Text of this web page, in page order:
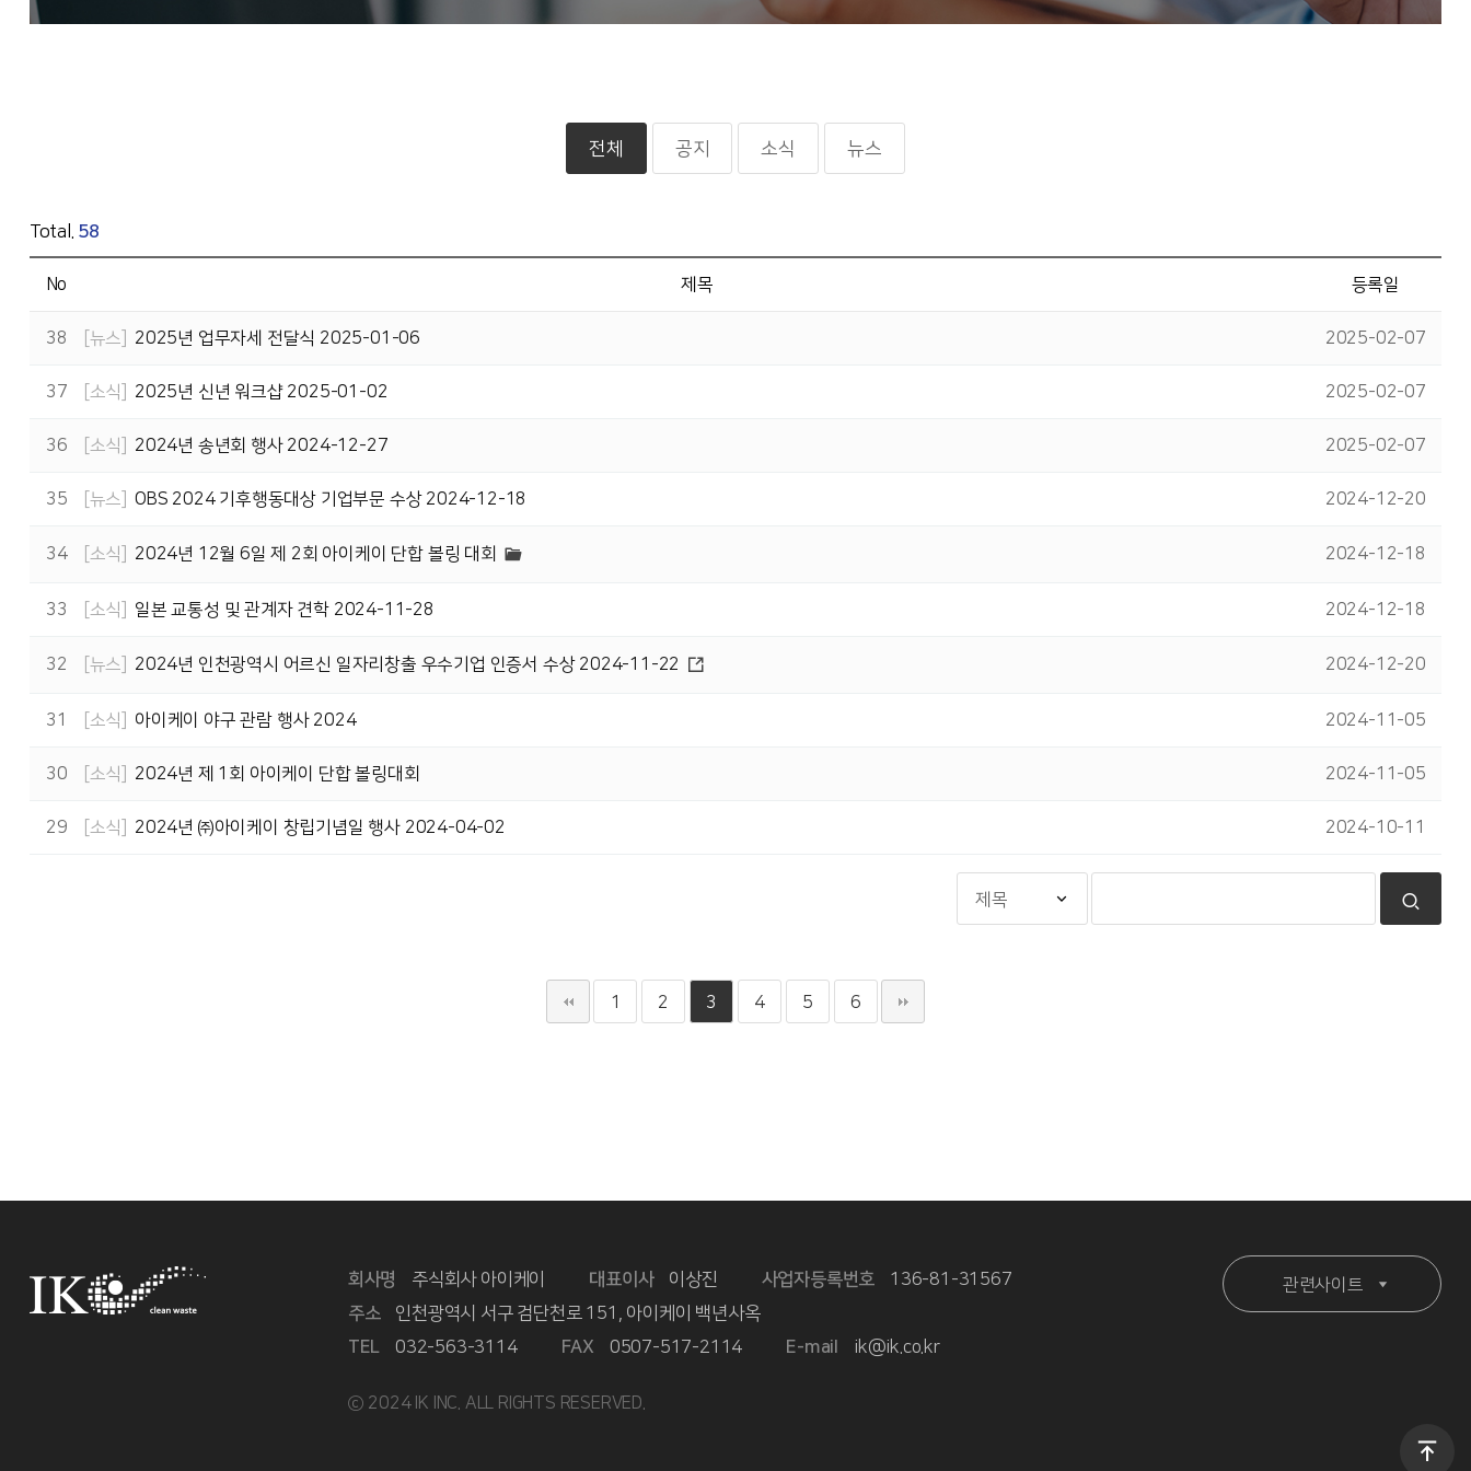
회사소개
지속가능경영
사회공헌
IK소식
전체 공지 소식 뉴스
Total. 58
No 제목 등록일
38 뉴스 2025년 업무자세 전달식 2025-01-06 2025-02-07
37 소식 2025년 신년 워크샵 2025-01-02 2025-02-07
36 소식 2024년 송년회 행사 2024-12-27 2025-02-07
35 뉴스 OBS 2024 기후행동대상 기업부문 수상 2024-12-18 2024-12-20
34 소식 2024년 12월 6일 제 2회 아이케이 단합 볼링 대회 2024-12-18
33 소식 일본 교통성 및 관계자 견학 2024-11-28 2024-12-18
32 뉴스 2024년 인천광역시 어르신 일자리창출 우수기업 인증서 수상 2024-11-22 2024-12-20
31 소식 아이케이 야구 관람 행사 2024 2024-11-05
30 소식 2024년 제 1회 아이케이 단합 볼링대회 2024-11-05
29 소식 2024년 ㈜아이케이 창립기념일 행사 2024-04-02 2024-10-11
1 2 3 4 5 6
회사명 주식회사 아이케이 대표이사 이상진 사업자등록번호
136-81-31567
주소
인천광역시 서구 검단천로 151, 아이케이 백년사옥
TEL
032-563-3114 FAX 0507-517-2114 E-mail ik@ik.co.kr
ⓒ 2024 IK INC. ALL RIGHTS RESERVED.
관련사이트